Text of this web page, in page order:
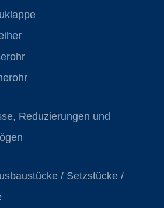
Reduzierungen und
/ Setzstücke /